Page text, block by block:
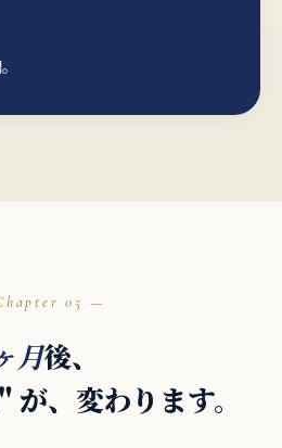
05
月後、
、変わります。